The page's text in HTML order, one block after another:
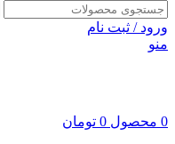
ورود / ثبت نام
منو
0 محصول 0 تومان